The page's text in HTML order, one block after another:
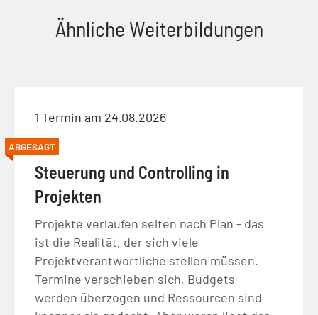
Ähnliche Weiterbildungen
1 Termin am 24.08.2026
ABGESAGT
Steuerung und Controlling in
Projekten
Projekte verlaufen selten nach Plan - das
ist die Realität, der sich viele
Projektverantwortliche stellen müssen.
Termine verschieben sich, Budgets
werden überzogen und Ressourcen sind